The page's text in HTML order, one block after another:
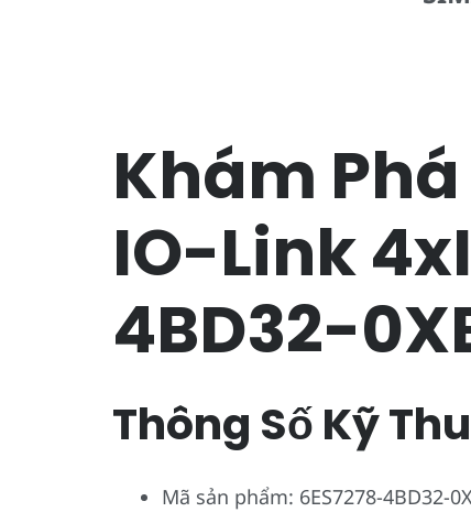
Khám Phá
IO-Link
4BD32-
Thông Số Kỹ
Mã sản phẩm: 6ES7278-4BD32-